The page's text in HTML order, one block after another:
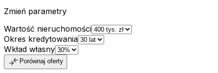
Zmień parametry
Wartość nieruchomości
Okres kredytowania
Wkład własny
compare_arrows Porównaj oferty